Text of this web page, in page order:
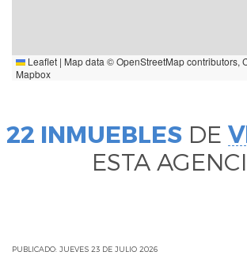
Leaflet | Map data ©OpenStreetMapcontributors,
Mapbox
22 INMUEBLESDE
ESTA
PUBLICADO: JUEVES 23 DE JULIO 2026